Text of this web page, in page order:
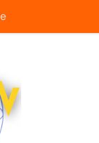
agosto de 2026
momento tras
sobre una